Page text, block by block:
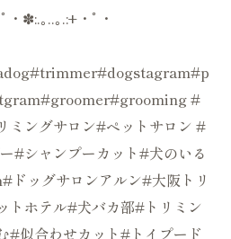
・✽:.｡..｡.:+・ﾟ・
#
ミングサロン#ペットサロン #
#シャンプーカット#犬のいる
ッグサロンアルン#大阪トリ
トホテル#犬バカ部#トリミン
#似合わせカット#トイプード